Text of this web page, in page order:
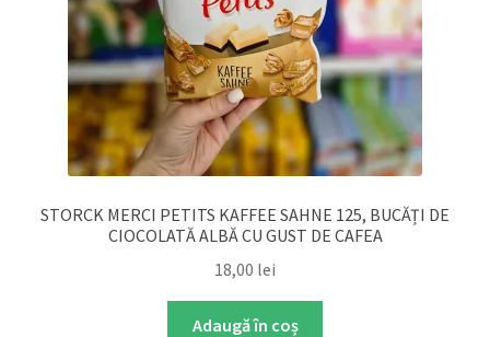
STORCK MERCI PETITS KAFFEE SAHNE 125, BUCĂȚI DE
CIOCOLATĂ ALBĂ CU GUST DE CAFEA
18,00 lei
Adaugă în coș